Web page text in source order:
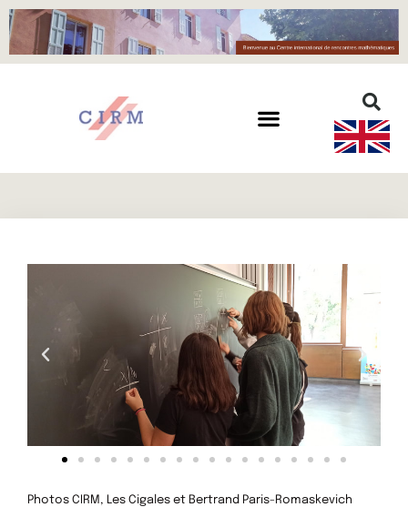
Photos CIRM, Les Cigales et Bertrand Paris-Romaskevich